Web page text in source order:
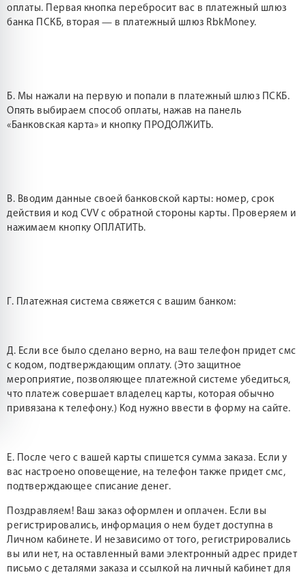
оплаты. Первая кнопка перебросит вас в платежный шлюз
банка ПСКБ, вторая — в платежный шлюз RbkMoney.
Б. Мы нажали на первую и попали в платежный шлюз ПСКБ.
Опять выбираем способ оплаты, нажав на панель
«Банковская карта» и кнопку ПРОДОЛЖИТЬ.
В. Вводим данные своей банковской карты: номер, срок
действия и код CVV с обратной стороны карты. Проверяем и
нажимаем кнопку ОПЛАТИТЬ.
Г. Платежная система свяжется с вашим банком:
Д. Если все было сделано верно, на ваш телефон придет смс
с кодом, подтверждающим оплату. (Это защитное
мероприятие, позволяющее платежной системе убедиться,
что платеж совершает владелец карты, которая обычно
привязана к телефону.) Код нужно ввести в форму на сайте.
Е. После чего с вашей карты спишется сумма заказа. Если у
вас настроено оповещение, на телефон также придет смс,
подтверждающее списание денег.
Поздравляем! Ваш заказ оформлен и оплачен. Если вы
регистрировались, информация о нем будет доступна в
Личном кабинете. И независимо от того, регистрировались
вы или нет, на оставленный вами электронный адрес придет
письмо с деталями заказа и ссылкой на личный кабинет для